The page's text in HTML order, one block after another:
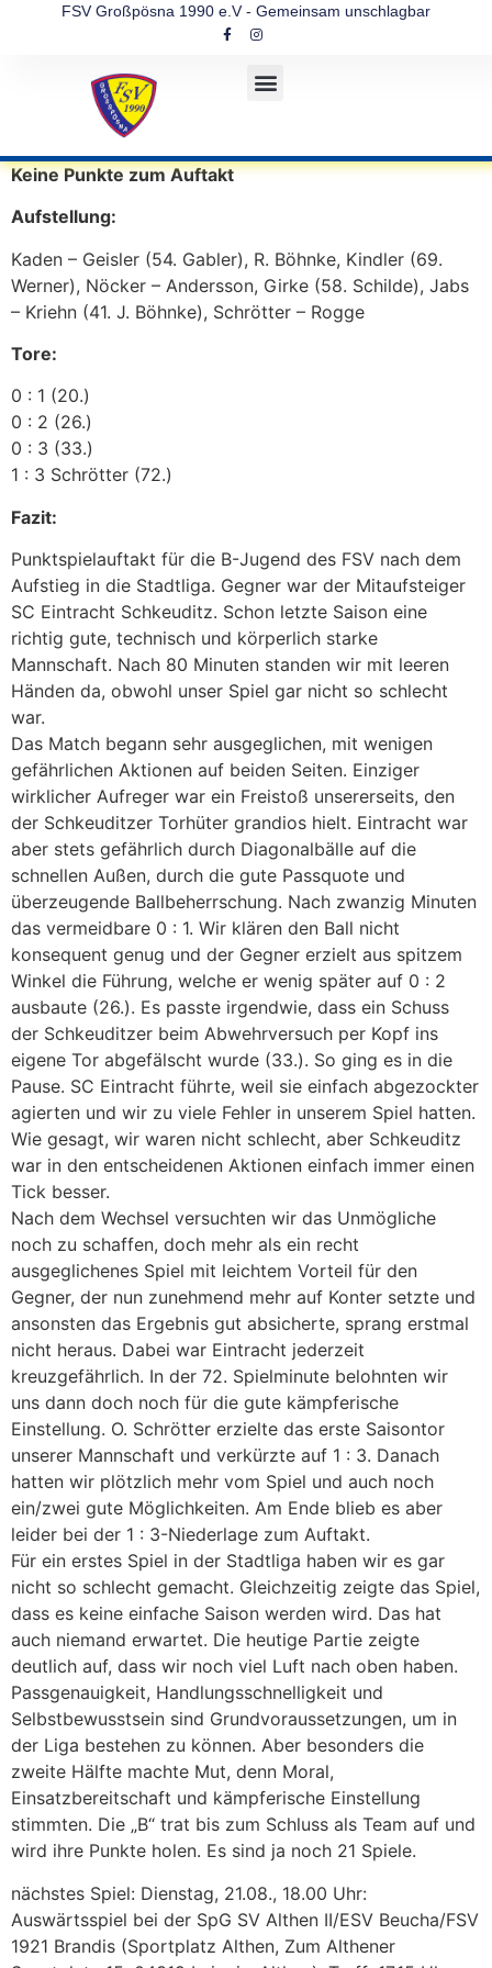
FSV Großpösna 1990 e.V - Gemeinsam unschlagbar
Keine Punkte zum Auftakt
Aufstellung:
Kaden – Geisler (54. Gabler), R. Böhnke, Kindler (69.
Werner), Nöcker – Andersson, Girke (58. Schilde), Jabs
– Kriehn (41. J. Böhnke), Schrötter – Rogge
Tore:
0 : 1 (20.)
0 : 2 (26.)
0 : 3 (33.)
1 : 3 Schrötter (72.)
Fazit:
Punktspielauftakt für die B-Jugend des FSV nach dem
Aufstieg in die Stadtliga. Gegner war der Mitaufsteiger
SC Eintracht Schkeuditz. Schon letzte Saison eine
richtig gute, technisch und körperlich starke
Mannschaft. Nach 80 Minuten standen wir mit leeren
Händen da, obwohl unser Spiel gar nicht so schlecht
war.
Das Match begann sehr ausgeglichen, mit wenigen
gefährlichen Aktionen auf beiden Seiten. Einziger
wirklicher Aufreger war ein Freistoß unsererseits, den
der Schkeuditzer Torhüter grandios hielt. Eintracht war
aber stets gefährlich durch Diagonalbälle auf die
schnellen Außen, durch die gute Passquote und
überzeugende Ballbeherrschung. Nach zwanzig Minuten
das vermeidbare 0 : 1. Wir klären den Ball nicht
konsequent genug und der Gegner erzielt aus spitzem
Winkel die Führung, welche er wenig später auf 0 : 2
ausbaute (26.). Es passte irgendwie, dass ein Schuss
der Schkeuditzer beim Abwehrversuch per Kopf ins
eigene Tor abgefälscht wurde (33.). So ging es in die
Pause. SC Eintracht führte, weil sie einfach abgezockter
agierten und wir zu viele Fehler in unserem Spiel hatten.
Wie gesagt, wir waren nicht schlecht, aber Schkeuditz
war in den entscheidenen Aktionen einfach immer einen
Tick besser.
Nach dem Wechsel versuchten wir das Unmögliche
noch zu schaffen, doch mehr als ein recht
ausgeglichenes Spiel mit leichtem Vorteil für den
Gegner, der nun zunehmend mehr auf Konter setzte und
ansonsten das Ergebnis gut absicherte, sprang erstmal
nicht heraus. Dabei war Eintracht jederzeit
kreuzgefährlich. In der 72. Spielminute belohnten wir
uns dann doch noch für die gute kämpferische
Einstellung. O. Schrötter erzielte das erste Saisontor
unserer Mannschaft und verkürzte auf 1 : 3. Danach
hatten wir plötzlich mehr vom Spiel und auch noch
ein/zwei gute Möglichkeiten. Am Ende blieb es aber
leider bei der 1 : 3-Niederlage zum Auftakt.
Für ein erstes Spiel in der Stadtliga haben wir es gar
nicht so schlecht gemacht. Gleichzeitig zeigte das Spiel,
dass es keine einfache Saison werden wird. Das hat
auch niemand erwartet. Die heutige Partie zeigte
deutlich auf, dass wir noch viel Luft nach oben haben.
Passgenauigkeit, Handlungsschnelligkeit und
Selbstbewusstsein sind Grundvoraussetzungen, um in
der Liga bestehen zu können. Aber besonders die
zweite Hälfte machte Mut, denn Moral,
Einsatzbereitschaft und kämpferische Einstellung
stimmten. Die „B“ trat bis zum Schluss als Team auf und
wird ihre Punkte holen. Es sind ja noch 21 Spiele.
nächstes Spiel: Dienstag, 21.08., 18.00 Uhr:
Auswärtsspiel bei der SpG SV Althen II/ESV Beucha/FSV
1921 Brandis (Sportplatz Althen, Zum Althener